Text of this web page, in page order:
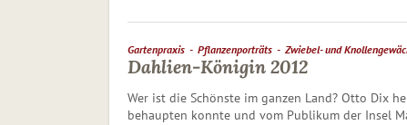
Gartenpraxis Pflanzenporträts Zwiebel- und
Dahlien-Königin 2012
Wer ist die Schönste im ganzen Land? Otto Dix
behaupten konnte und vom Publikum der Insel